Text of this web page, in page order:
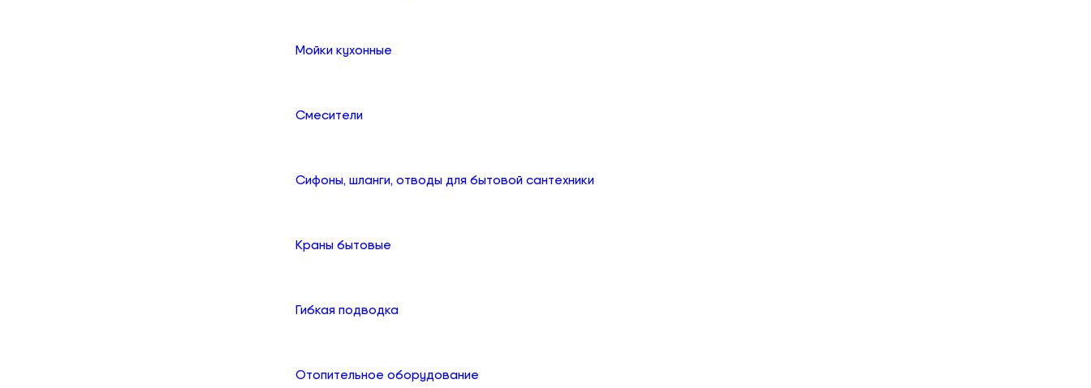
Мойки кухонные
Смесители
Сифоны, шланги, отводы для бытовой сантехники
Краны бытовые
Гибкая подводка
Отопительное оборудование